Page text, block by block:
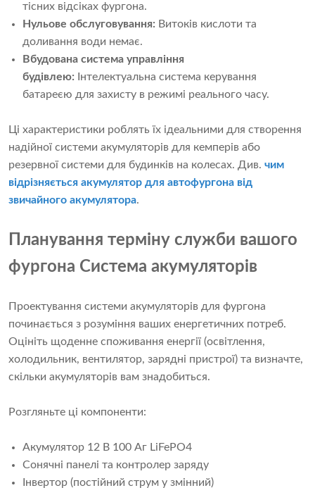
тісних відсіках фургона.
Нульове обслуговування: Витоків кислоти та
доливання води немає.
Вбудована система управління
будівлею:
Інтелектуальна система керування
батареєю для захисту в режимі реального часу.
Ці характеристики роблять їх ідеальними для створення
надійної системи акумуляторів для кемперів або
резервної системи для будинків на колесах. Див. чим
відрізняється акумулятор для автофургона від
звичайного акумулятора.
Планування терміну служби вашого
фургона Система акумуляторів
Проектування системи акумуляторів для фургона
починається з розуміння ваших енергетичних потреб.
Оцініть щоденне споживання енергії (освітлення,
холодильник, вентилятор, зарядні пристрої) та визначте,
скільки акумуляторів вам знадобиться.
Розгляньте ці компоненти:
Акумулятор 12 В 100 Аг LiFePO4
Сонячні панелі та контролер заряду
Інвертор (постійний струм у змінний)